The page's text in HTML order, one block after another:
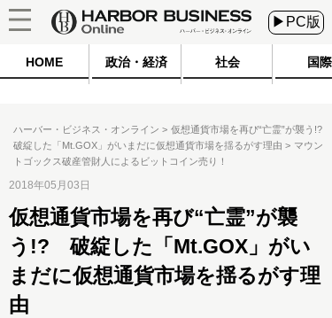
▶PC版
HOME 政治・経済 社会 国際
ハーバー・ビジネス・オンライン
仮想通貨市場を再び“亡霊”が襲う!?
破綻した「Mt.GOX」がいまだに仮想通貨市場を揺るがす理由
マウン
トゴックス破産管財人によるビットコイン売り！
2018年05月03日
仮想通貨市場を再び“亡霊”が襲
う!? 破綻した「Mt.GOX」がい
まだに仮想通貨市場を揺るがす理
由